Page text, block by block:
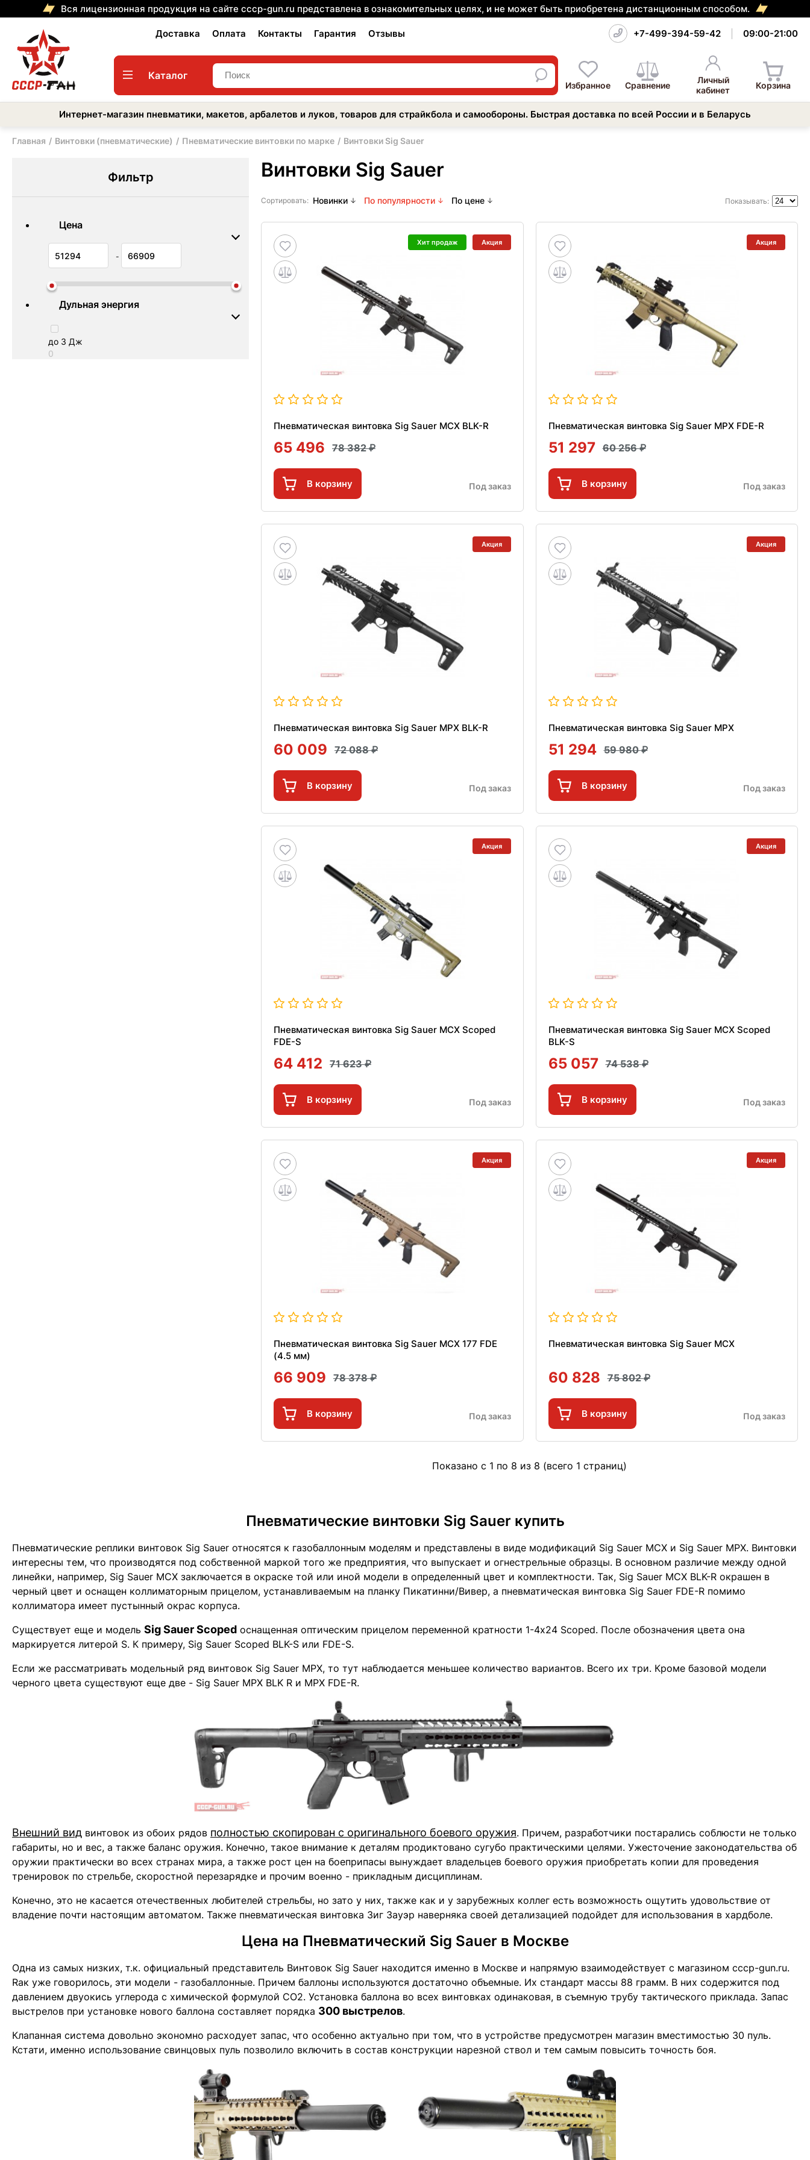
Вся лицензионная продукция на сайте cccp-gun.ru представлена в ознакомительных целях, и не может быть приобретена дистанционным способом.
Доставка Оплата Контакты Гарантия Отзывы +7-499-394-59-42 09:00-21:00
Каталог
Избранное Сравнение
Личный
кабинет
Корзина
Интернет-магазин пневматики, макетов, арбалетов и луков, товаров для страйкбола и самообороны. Быстрая доставка по всей России и в Беларусь
Главная Винтовки (пневматические) Пневматические винтовки по марке Винтовки Sig Sauer
Фильтр
Цена
-
Дульная энергия
до 3 Дж
0
Винтовки Sig Sauer
Сортировать: Новинки По популярности По цене Показывать:
Хит продаж Акция
Пневматическая винтовка Sig Sauer MCX BLK-R
65 496 78 382
В корзину Под заказ
Акция
Пневматическая винтовка Sig Sauer MPX FDE-R
51 297 60 256
В корзину Под заказ
Акция
Пневматическая винтовка Sig Sauer MPX BLK-R
60 009 72 088
В корзину Под заказ
Акция
Пневматическая винтовка Sig Sauer MPX
51 294 59 980
В корзину Под заказ
Акция
Пневматическая винтовка Sig Sauer MCX Scoped
FDE-S
64 412 71 623
В корзину Под заказ
Акция
Пневматическая винтовка Sig Sauer MCX Scoped
BLK-S
65 057 74 538
В корзину Под заказ
Акция
Пневматическая винтовка Sig Sauer MCX 177 FDE
(4.5 мм)
66 909 78 378
В корзину Под заказ
Акция
Пневматическая винтовка Sig Sauer MCX
60 828 75 802
В корзину Под заказ
Показано с 1 по 8 из 8 (всего 1 страниц)
Пневматические винтовки Sig Sauer купить
Пневматические реплики винтовок Sig Sauer относятся к газобаллонным моделям и представлены в виде модификаций Sig Sauer MCX и Sig Sauer MPX. Винтовки
интересны тем, что производятся под собственной маркой того же предприятия, что выпускает и огнестрельные образцы. В основном различие между одной
линейки, например, Sig Sauer MCX заключается в окраске той или иной модели в определенный цвет и комплектности. Так, Sig Sauer MCX BLK-R окрашен в
черный цвет и оснащен коллиматорным прицелом, устанавливаемым на планку Пикатинни/Вивер, а пневматическая винтовка Sig Sauer FDE-R помимо
коллиматора имеет пустынный окрас корпуса.
Существует еще и модель Sig Sauer Scoped оснащенная оптическим прицелом переменной кратности 1-4х24 Scoped. После обозначения цвета она
маркируется литерой S. К примеру, Sig Sauer Scoped BLK-S или FDE-S.
Если же рассматривать модельный ряд винтовок Sig Sauer MPX, то тут наблюдается меньшее количество вариантов. Всего их три. Кроме базовой модели
черного цвета существуют еще две - Sig Sauer MPX BLK R и MPX FDE-R.
Внешний вид винтовок из обоих рядов полностью скопирован с оригинального боевого оружия. Причем, разработчики постарались соблюсти не только
габариты, но и вес, а также баланс оружия. Конечно, такое внимание к деталям продиктовано сугубо практическими целями. Ужесточение законодательства об
оружии практически во всех странах мира, а также рост цен на боеприпасы вынуждает владельцев боевого оружия приобретать копии для проведения
тренировок по стрельбе, скоростной перезарядке и прочим военно - прикладным дисциплинам.
Конечно, это не касается отечественных любителей стрельбы, но зато у них, также как и у зарубежных коллег есть возможность ощутить удовольствие от
владение почти настоящим автоматом. Также пневматическая винтовка Зиг Зауэр наверняка своей детализацией подойдет для использования в хардболе.
Цена на Пневматический Sig Sauer в Москве
Одна из самых низких, т.к. официальный представитель Винтовок Sig Sauer находится именно в Москве и напрямую взаимодействует с магазином cccp-gun.ru.
Rак уже говорилось, эти модели - газобаллонные. Причем баллоны используются достаточно объемные. Их стандарт массы 88 грамм. В них содержится под
давлением двуокись углерода с химической формулой СО2. Установка баллона во всех винтовках одинаковая, в съемную трубу тактического приклада. Запас
выстрелов при установке нового баллона составляет порядка 300 выстрелов.
Клапанная система довольно экономно расходует запас, что особенно актуально при том, что в устройстве предусмотрен магазин вместимостью 30 пуль.
Кстати, именно использование свинцовых пуль позволило включить в состав конструкции нарезной ствол и тем самым повысить точность боя.